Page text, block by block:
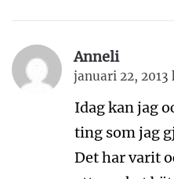
Anneli
januari 22, 2013
Idag kan jag
ting som jag
Det har varit